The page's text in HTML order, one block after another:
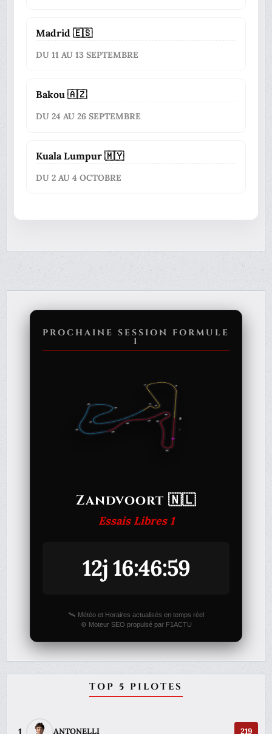
Madrid 🇪🇸
DU 11 AU 13 SEPTEMBRE
Bakou 🇦🇿
DU 24 AU 26 SEPTEMBRE
Kuala Lumpur 🇲🇾
DU 2 AU 4 OCTOBRE
PROCHAINE SESSION FORMULE
1
Zandvoort 🇳🇱
Essais Libres 1
12j 16:46:59
🛰️ Météo et Horaires actualisés en temps réel
⚙️ Moteur SEO propulsé par F1ACTU
TOP 5 PILOTES
ANTONELLI 219